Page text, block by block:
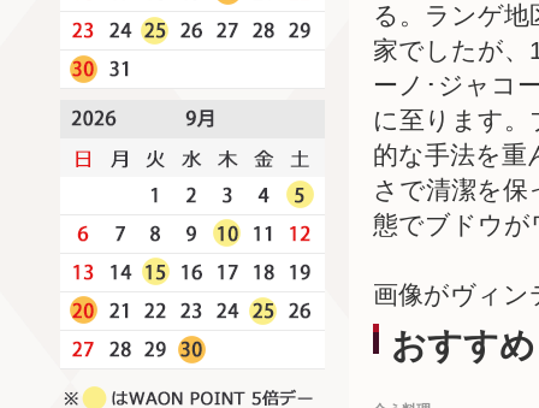
る。ランゲ
家でしたが、
ーノ･ジャコ
に至ります
的な手法を重
さで清潔を保
態でブドウが
画像がヴィン
おすすめ